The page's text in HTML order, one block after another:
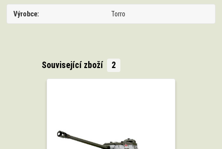
Výrobce Torro
Související zboží 2